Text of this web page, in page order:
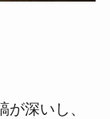
深いし、